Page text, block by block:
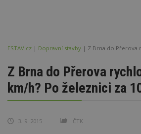
ESTAV.cz Dopravní stavby Z Brna do Přerova
Z Brna do Přerova
km/h? Po železnici za
3. 9. 2015 ČTK